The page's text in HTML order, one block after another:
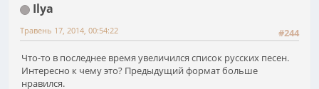
Ilya
#244
Травень 17, 2014, 00:54:22
Что-то в последнее время увеличился список русских песен.
Интересно к чему это? Предыдущий формат больше
нравился.